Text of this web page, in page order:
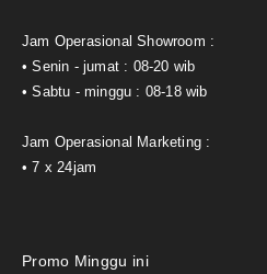
Jam Operasional Showroom :
• Senin - jumat : 08-20 wib
• Sabtu - minggu : 08-18 wib
Jam Operasional Marketing :
• 7 x 24jam
Promo Minggu ini